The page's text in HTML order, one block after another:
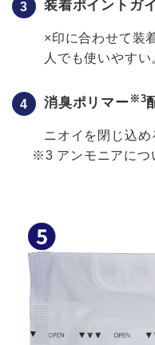
装着ポイントガ
×印に合わせて装
人でも使いやすい
消臭ポリマー ※3
ニオイを閉じ込め
アンモニアにつ